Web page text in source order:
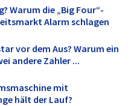
Warum die „Big Four“-
Alarm schlagen
vor dem Aus? Warum ein
andere Zahler ...
mit
hält der Lauf?